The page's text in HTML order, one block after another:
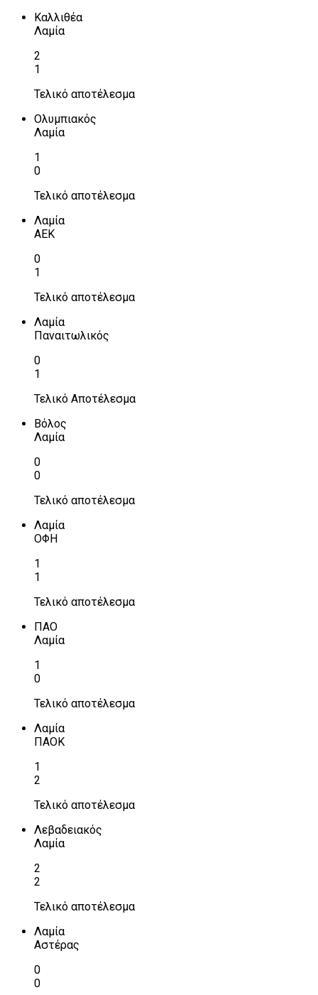
Καλλιθέα
Λαμία
2
1
Τελικό αποτέλεσμα
Ολυμπιακός
Λαμία
1
0
Τελικό αποτέλεσμα
Λαμία
ΑΕΚ
0
1
Τελικό αποτέλεσμα
Λαμία
Παναιτωλικός
0
1
Τελικό Αποτέλεσμα
Βόλος
Λαμία
0
0
Τελικό αποτέλεσμα
Λαμία
ΟΦΗ
1
1
Τελικό αποτέλεσμα
ΠΑΟ
Λαμία
1
0
Τελικό αποτέλεσμα
Λαμία
ΠΑΟΚ
1
2
Τελικό αποτέλεσμα
Λεβαδειακός
Λαμία
2
2
Τελικό αποτέλεσμα
Λαμία
Αστέρας
0
0